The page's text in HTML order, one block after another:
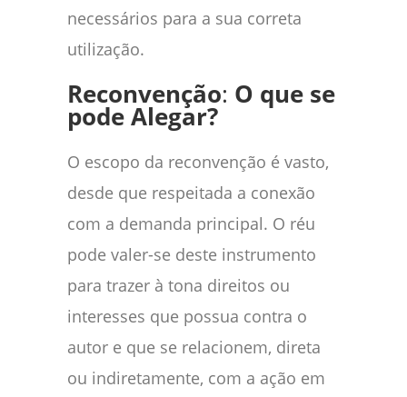
necessários para a sua correta
utilização.
Reconvenção: O que se
pode Alegar?
O escopo da reconvenção é vasto,
desde que respeitada a conexão
com a demanda principal. O réu
pode valer-se deste instrumento
para trazer à tona direitos ou
interesses que possua contra o
autor e que se relacionem, direta
ou indiretamente, com a ação em